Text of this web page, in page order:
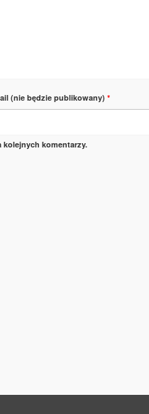
(nie będzie publikowany)*
kolejnych komentarzy.